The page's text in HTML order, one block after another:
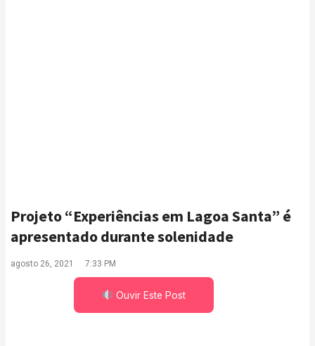
Projeto “Experiências em Lagoa Santa” é
apresentado durante solenidade
agosto 26, 2021 7:33 PM
Ouvir Este Post